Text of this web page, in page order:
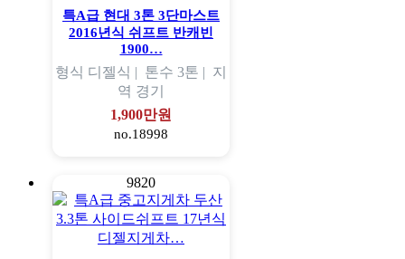
특A급 현대 3톤 3단마스트
2016년식 쉬프트 반캐빈
1900…
형식 디젤식 | 톤수 3톤 | 지
역 경기
1,900만원
no.18998
9820